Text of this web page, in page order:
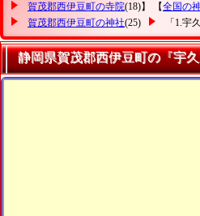
賀茂郡西伊豆町の寺院(18)】 【全国の
賀茂郡西伊豆町の神社(25) 「1.宇
静岡県賀茂郡西伊豆町の『宇